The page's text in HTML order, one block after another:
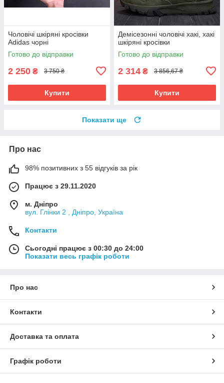
Чоловічі шкіряні кросівки
Adidas чорні
Готово до відправки
2 250 ₴ 3 750 ₴
Купити
Демісезонні чоловічі хакі, хакі
шкіряні кросівки
Готово до відправки
2 314 ₴ 3 856,67 ₴
Купити
Показати ще
Про нас
98% позитивних з 55 відгуків за рік
Працює з 29.11.2020
м. Дніпро
вул. Глінки 2 , Дніпро, Україна
Контакти
Сьогодні працює з 00:30 до 24:00
Показати весь графік роботи
Про нас
Контакти
Доставка та оплата
Графік роботи